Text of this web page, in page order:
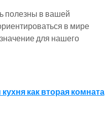
полезны в вашей
в мире
для нашего
как вторая комната